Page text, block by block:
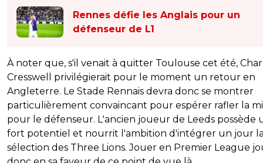
Rennes défie les Anglais pour un
défenseur de L1
À noter que, s'il venait à quitter Toulouse cet été,
Cresswell privilégierait pour le moment un retour en
Angleterre. Le Stade Rennais devra donc se montrer
particulièrement convaincant pour espérer rafler la
pour le défenseur. L'ancien joueur de Leeds possède
fort potentiel et nourrit l'ambition d'intégrer un jour
sélection des Three Lions. Jouer en Premier League